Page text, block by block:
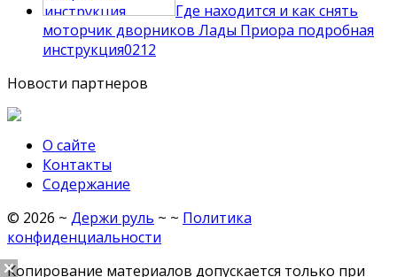
Где находится и как снять
моторчик дворников Лады Приора подробная
инструкция0212
Новости партнеров
О сайте
Контакты
Содержание
© 2026 ~ Держи руль ~ ~ Политика
конфиденциальности
Копирование материалов допускается только при